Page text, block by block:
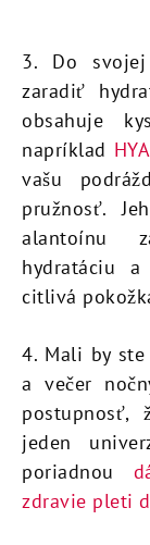
3. Do
zaradiť
obsahuje
napríklad
vašu
pružnosť.
alantoínu
hydratáciu
citlivá
4. Mali by
a večer
postupnosť,
jeden
poriadnou
zdravie pleti